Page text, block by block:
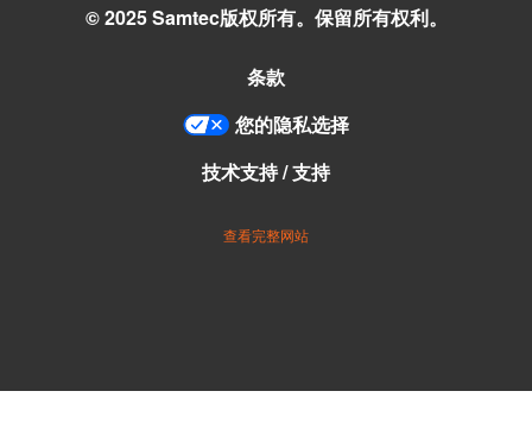
© 2025 Samtec版权所有。保留所有权利。
条款
您的隐私选择
技术支持 / 支持
查看完整网站